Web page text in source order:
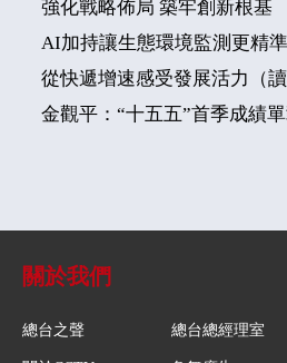
強化戰略佈局 築牢創新根基
AI加持讓生態環境監測更精
從快遞增速感受發展活力（讀
金觀平：“十五五”首季成績
關於我們
總台之聲 總台總經理室